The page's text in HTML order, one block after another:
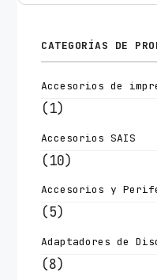
CATEGORÍAS DE
Accesorios de
(1)
Accesorios SAIS
(10)
Accesorios y
(5)
Adaptadores de
(8)